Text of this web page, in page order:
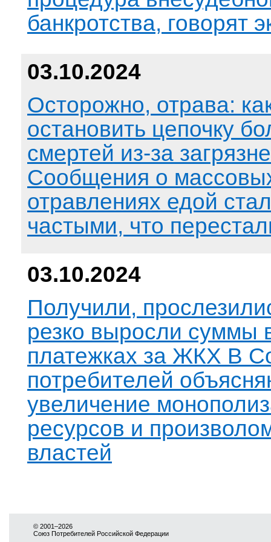
банкротства, говорят
03.10.2024
Осторожно, отрава:
остановить цепочку
смертей из-за
Сообщения о
отравлениях едой
частыми, что
03.10.2024
Получили,
резко выросли суммы
платежках за ЖКХ В
потребителей
увеличение
ресурсов и
властей
© 2001–2026
Союз Потребителей Российской Федерации